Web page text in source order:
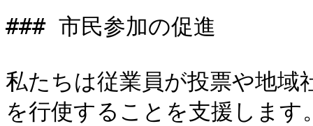
### 市民参加の促進
私たちは従業員が投票や地域
を行使することを支援しま